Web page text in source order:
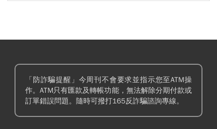
「防詐騙提醒」今周刊不會要求並指示您至ATM操
作。ATM只有匯款及轉帳功能，無法解除分期付款或
訂單錯誤問題。隨時可撥打165反詐騙諮詢專線。